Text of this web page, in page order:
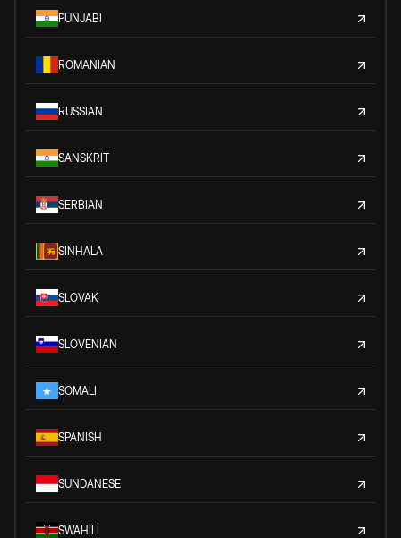
PUNJABI
ROMANIAN
RUSSIAN
SANSKRIT
SERBIAN
SINHALA
SLOVAK
SLOVENIAN
SOMALI
SPANISH
SUNDANESE
SWAHILI